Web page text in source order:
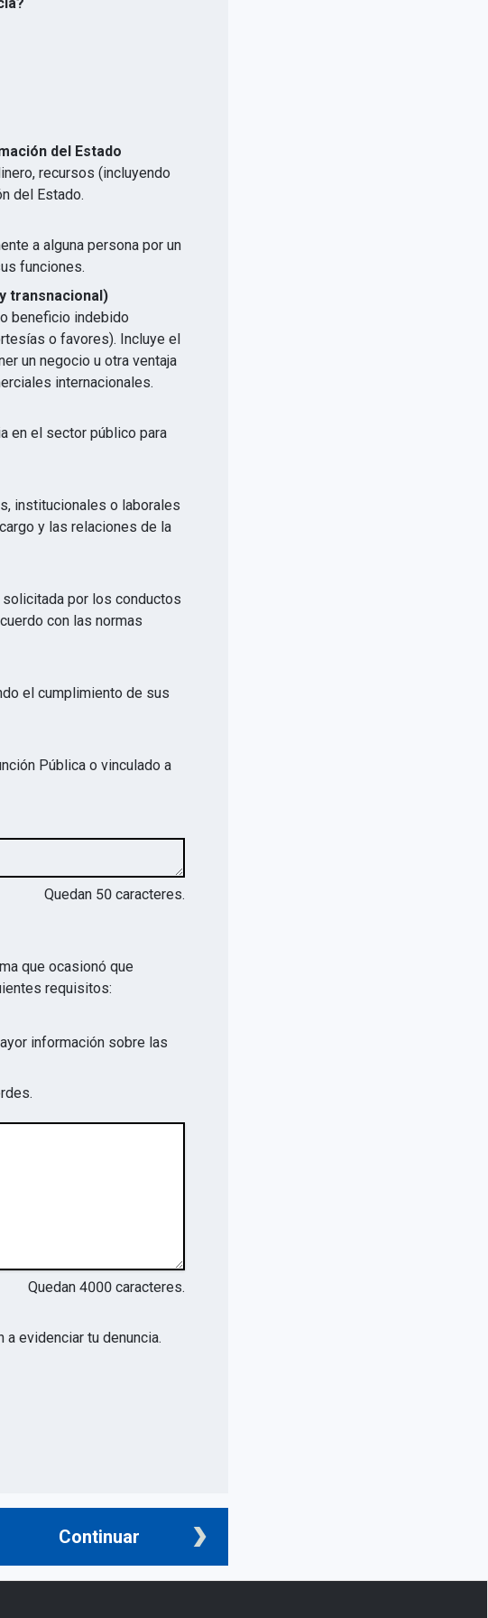
del Estado
recursos (incluyendo
del Estado.
a alguna persona por un
funciones.
transnacional)
beneficio indebido
o favores). Incluye el
un negocio u otra ventaja
internacionales.
en el sector público para
institucionales o laborales
y las relaciones de la
por los conductos
con las normas
el cumplimiento de sus
Pública o vinculado a
Quedan 50 caracteres.
que ocasionó que
requisitos:
información sobre las
Quedan 4000 caracteres.
evidenciar tu denuncia.
Continuar